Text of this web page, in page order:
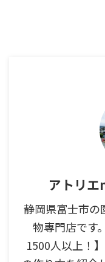
アトリ
静岡県富士市の
物専門店です
1500人以上！